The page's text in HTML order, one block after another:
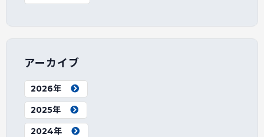
アーカイブ
2026年
2025年
2024年